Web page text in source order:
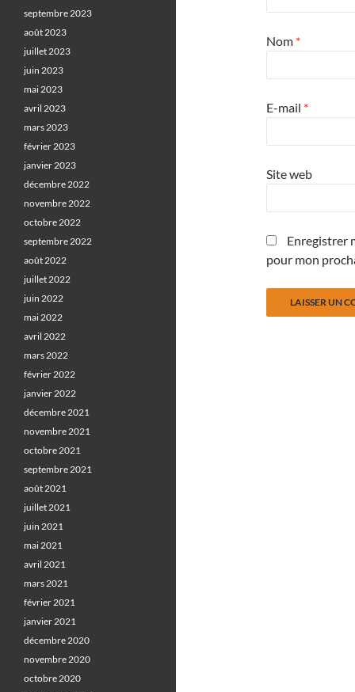
Nom *
E-mail *
Site web
Enregistrer
pour mon
septembre 2023
août 2023
juillet 2023
juin 2023
mai 2023
avril 2023
mars 2023
février 2023
janvier 2023
décembre 2022
novembre 2022
octobre 2022
septembre 2022
août 2022
juillet 2022
juin 2022
mai 2022
avril 2022
mars 2022
février 2022
janvier 2022
décembre 2021
novembre 2021
octobre 2021
septembre 2021
août 2021
juillet 2021
juin 2021
mai 2021
avril 2021
mars 2021
février 2021
janvier 2021
décembre 2020
novembre 2020
octobre 2020